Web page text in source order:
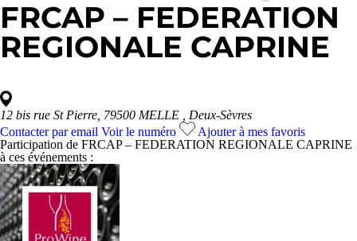
FRCAP – FEDERATION
REGIONALE CAPRINE
12 bis rue St Pierre, 79500 MELLE
, Deux-Sèvres
Contacter par email Voir le numéro
Ajouter à mes favoris
Participation de FRCAP – FEDERATION REGIONALE CAPRINE
à ces événements :